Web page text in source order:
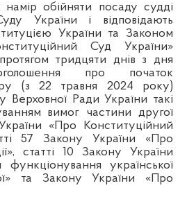
обійняти посаду судді
України і відповідають
України та Законом
Суд України»
тридцяти днів з дня
про початок
(з 22 травня 2024 року)
Верховної Ради України такі
вимог частини другої
«Про Конституційний
57 Закону України «Про
статті 10 Закону України
української
та Закону України «Про